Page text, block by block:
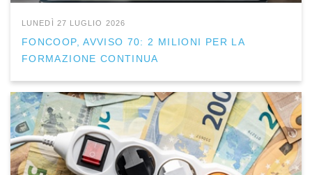
LUNEDÌ 27 LUGLIO 2026
FONCOOP, AVVISO 70: 2 MILIONI PER LA
FORMAZIONE CONTINUA